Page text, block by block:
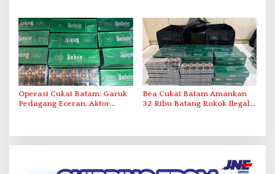
Operasi Cukai Batam: Garuk
Pedagang Eceran, Aktor
Bea Cukai Batam Amankan
32 Ribu Batang Rokok Ilegal